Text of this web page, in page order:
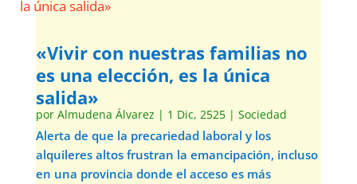
«Vivir con nuestras familias no
es una elección, es la única
salida»
por Almudena Álvarez | 1 Dic, 2525| Sociedad
Alerta de que la precariedad laboral y los
alquileres altos frustran la emancipación, incluso
en una provincia donde el acceso es más